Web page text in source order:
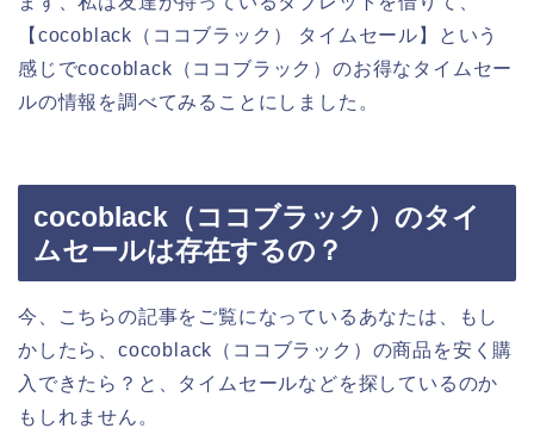
【cocoblack（ココブラック） タイムセール】という
感じでcocoblack（ココブラック）のお得なタイムセー
ルの情報を調べてみることにしました。
cocoblack（ココブラック）のタイ
ムセールは存在するの？
今、こちらの記事をご覧になっているあなたは、もし
かしたら、cocoblack（ココブラック）の商品を安く購
入できたら？と、タイムセールなどを探しているのか
もしれません。